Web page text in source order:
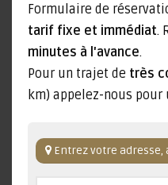
Formulaire de
tarif fixe et immédiat.
minutes à l'avance.
Pour un trajet de très
km) appelez-nous pour
Entrez votre adresse,